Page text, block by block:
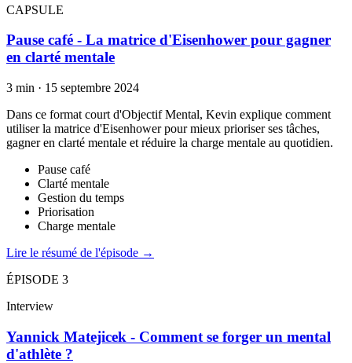
CAPSULE
Pause café - La matrice d'Eisenhower pour gagner
en clarté mentale
3 min · 15 septembre 2024
Dans ce format court d'Objectif Mental, Kevin explique comment
utiliser la matrice d'Eisenhower pour mieux prioriser ses tâches,
gagner en clarté mentale et réduire la charge mentale au quotidien.
Pause café
Clarté mentale
Gestion du temps
Priorisation
Charge mentale
Lire le résumé de l'épisode →
ÉPISODE 3
Interview
Yannick Matejicek - Comment se forger un mental
d'athlète ?